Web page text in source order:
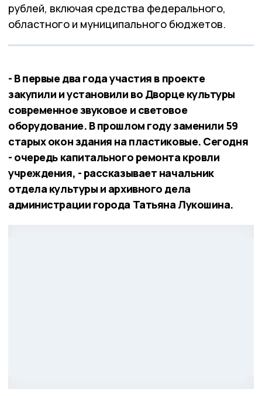
рублей, включая средства федерального,
областного и муниципального бюджетов.
- В первые два года участия в проекте
закупили и установили во Дворце культуры
современное звуковое и световое
оборудование. В прошлом году заменили 59
старых окон здания на пластиковые. Сегодня
- очередь капитального ремонта кровли
учреждения, - рассказывает начальник
отдела культуры и архивного дела
администрации города Татьяна Лукошина.